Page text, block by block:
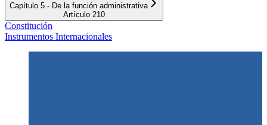
Capítulo 5 - De la función administrativa
Artículo 210
Constitución
Instrumentos Internacionales